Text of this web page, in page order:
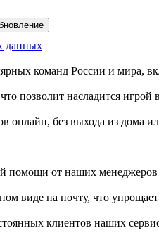
данных
команд России и мира,
позволит насладится игрой
без выхода из дома
помощи от наших
виде на почту, что
клиентов наших